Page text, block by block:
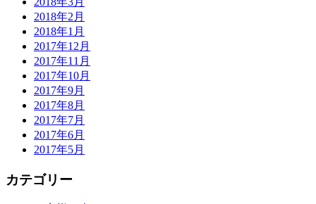
2018年2月
2018年1月
2017年12月
2017年11月
2017年10月
2017年9月
2017年8月
2017年7月
2017年6月
2017年5月
カテゴリー